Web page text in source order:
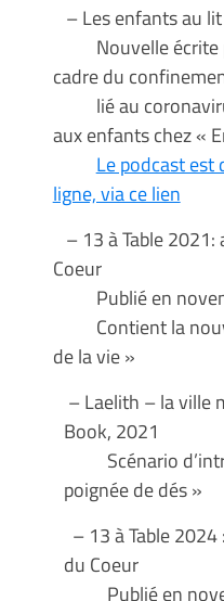
– Les enfants au
Nouvelle écrite
cadre du
lié au
aux enfants chez «
Le podcast
ligne, via ce lien
– 13 à Table
Coeur
Publié en
Contient la
de la vie »
– Laelith – la ville
Book, 2021
Scénario
poignée de dés »
– 13 à Table
du Coeur
Publié en